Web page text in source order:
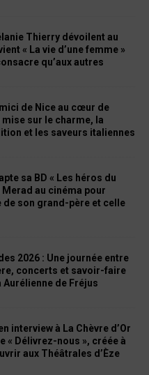
Thierry dévoilent au
« La vie d’une femme »
qu’aux autres
de Nice au cœur de
mise sur le charme, la
et les saveurs italiennes
sa BD « Les héros du
Merad au cinéma pour
de son grand-père et celle
2026 : Une journée entre
concerts et savoir-faire
de Fréjus
interview à La Chèvre d’Or
« Délivrez-nous », créée à
aux Théâtrales d’Èze